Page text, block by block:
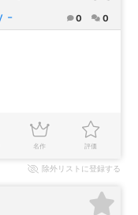
0 0
名作 評価
除外リストに登録する